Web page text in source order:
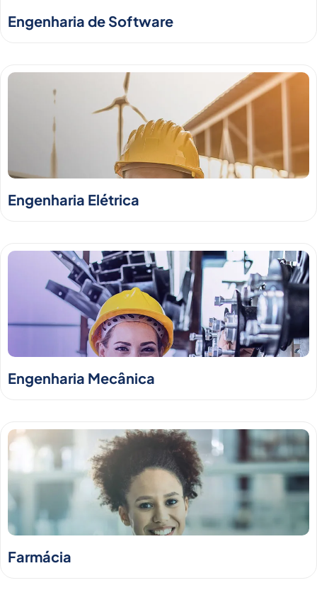
Engenharia de Software
Engenharia Elétrica
Engenharia Mecânica
Farmácia